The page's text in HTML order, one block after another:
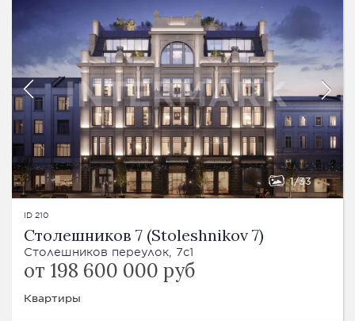
1 33
ID 210
Столешников 7 (Stoleshnikov 7)
Столешников переулок, 7с1
от 198 600 000 руб
Квартиры